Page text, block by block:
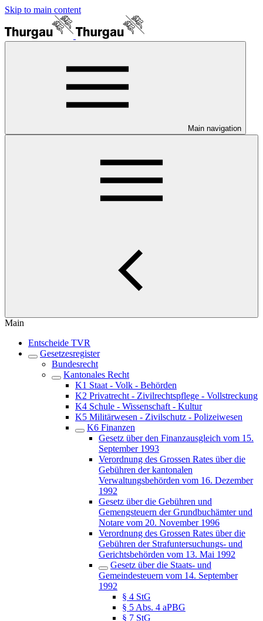
Skip to main content
Main navigation
Main
Entscheide TVR
Gesetzesregister
Bundesrecht
Kantonales Recht
K1 Staat - Volk - Behörden
K2 Privatrecht - Zivilrechtspflege - Vollstreckung
K4 Schule - Wissenschaft - Kultur
K5 Militärwesen - Zivilschutz - Polizeiwesen
K6 Finanzen
Gesetz über den Finanzausgleich vom 15.
September 1993
Verordnung des Grossen Rates über die
Gebühren der kantonalen
Verwaltungsbehörden vom 16. Dezember
1992
Gesetz über die Gebühren und
Gemengsteuern der Grundbuchämter und
Notare vom 20. November 1996
Verordnung des Grossen Rates über die
Gebühren der Strafuntersuchungs- und
Gerichtsbehörden vom 13. Mai 1992
Gesetz über die Staats- und
Gemeindesteuern vom 14. September
1992
§ 4 StG
§ 5 Abs. 4 aPBG
§ 7 StG